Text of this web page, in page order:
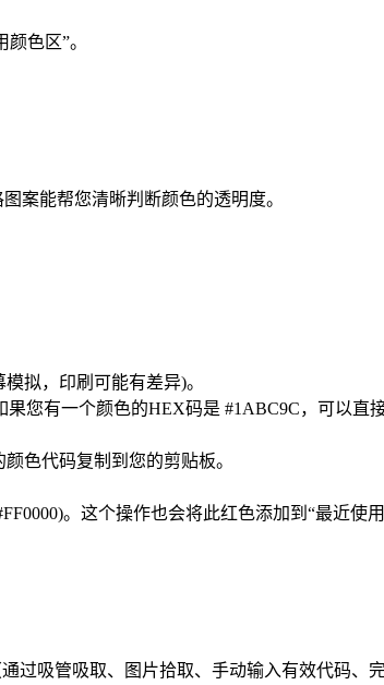
色区”。
案能帮您清晰判断颜色的透明度。
拟，印刷可能有差异)。
您有一个颜色的HEX码是 #1ABC9C，可以直
色代码复制到您的剪贴板。
。这个操作也会将此红色添加到“最近使用
过吸管吸取、图片拾取、手动输入有效代码、